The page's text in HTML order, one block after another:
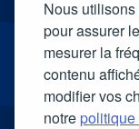
Nous
pour assurer
mesurer la
contenu
modifier vos
notre
Spa thermal
Grand Spa
Carte cadeau
Carte cadeau